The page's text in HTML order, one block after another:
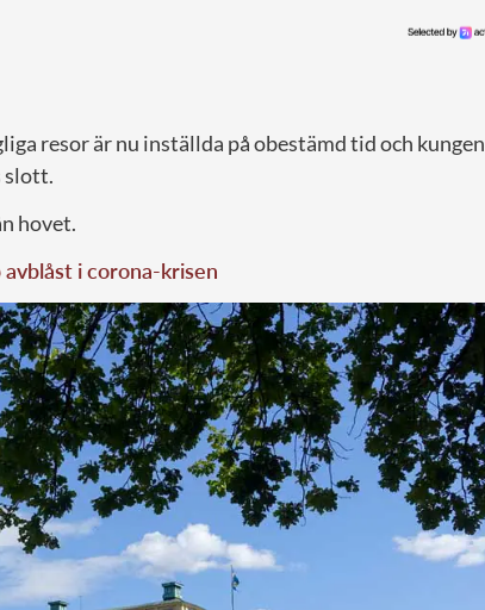
resor är nu inställda på obestämd tid och kungen
slott.
hovet.
i corona-krisen